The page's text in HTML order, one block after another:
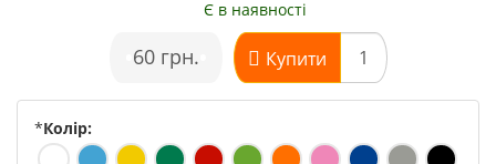
Є в наявності
60 грн. Купити
*Колір: